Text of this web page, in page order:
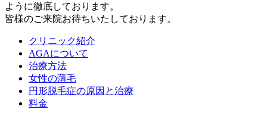
ように徹底しております。
皆様のご来院お待ちいたしております。
クリニック紹介
AGAについて
治療方法
女性の薄毛
円形脱毛症の原因と治療
料金